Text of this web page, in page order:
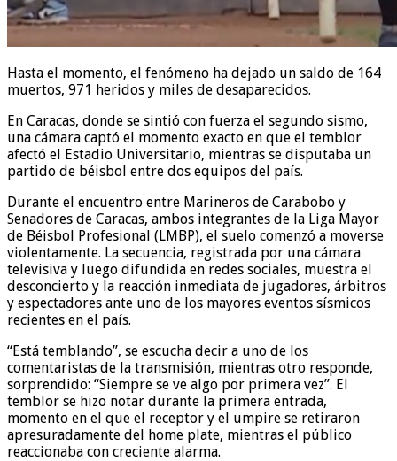
Hasta el momento, el fenómeno ha dejado un saldo de 164
muertos, 971 heridos y miles de desaparecidos.
En Caracas, donde se sintió con fuerza el segundo sismo,
una cámara captó el momento exacto en que el temblor
afectó el Estadio Universitario, mientras se disputaba un
partido de béisbol entre dos equipos del país.
Durante el encuentro entre Marineros de Carabobo y
Senadores de Caracas, ambos integrantes de la Liga Mayor
de Béisbol Profesional (LMBP), el suelo comenzó a moverse
violentamente. La secuencia, registrada por una cámara
televisiva y luego difundida en redes sociales, muestra el
desconcierto y la reacción inmediata de jugadores, árbitros
y espectadores ante uno de los mayores eventos sísmicos
recientes en el país.
“Está temblando”, se escucha decir a uno de los
comentaristas de la transmisión, mientras otro responde,
sorprendido: “Siempre se ve algo por primera vez”. El
temblor se hizo notar durante la primera entrada,
momento en el que el receptor y el umpire se retiraron
apresuradamente del home plate, mientras el público
reaccionaba con creciente alarma.